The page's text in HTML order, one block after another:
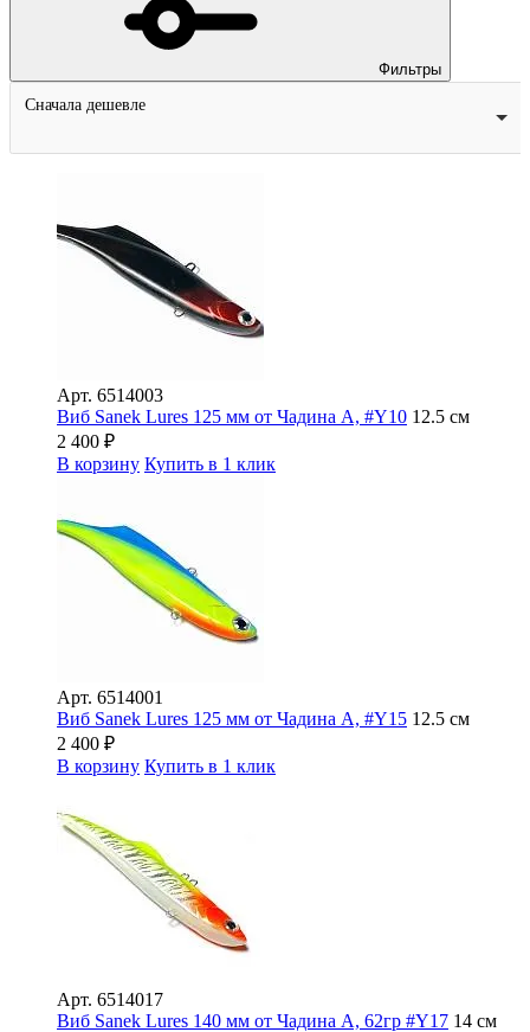
Фильтры
Сначала дешевле
Арт. 6514003
Виб Sanek Lures 125 мм от Чадина А, #Y10 12.5 см
2 400 ₽
В корзину Купить в 1 клик
Арт. 6514001
Виб Sanek Lures 125 мм от Чадина А, #Y15 12.5 см
2 400 ₽
В корзину Купить в 1 клик
Арт. 6514017
Виб Sanek Lures 140 мм от Чадина А, 62гр #Y17 14 см